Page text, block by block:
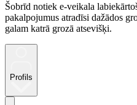
Šobrīd notiek e-veikala
pakalpojumus atradīsi dažādos
galam katrā grozā atsevišķi.
Profils